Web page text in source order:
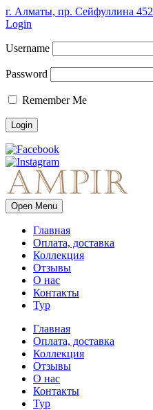
г. Алматы, пр. Сейфуллина 452
Login
Username
Password
Remember Me
Open Menu
Главная
Оплата, доставка
Коллекция
Отзывы
О нас
Контакты
Тур
Главная
Оплата, доставка
Коллекция
Отзывы
О нас
Контакты
Тур